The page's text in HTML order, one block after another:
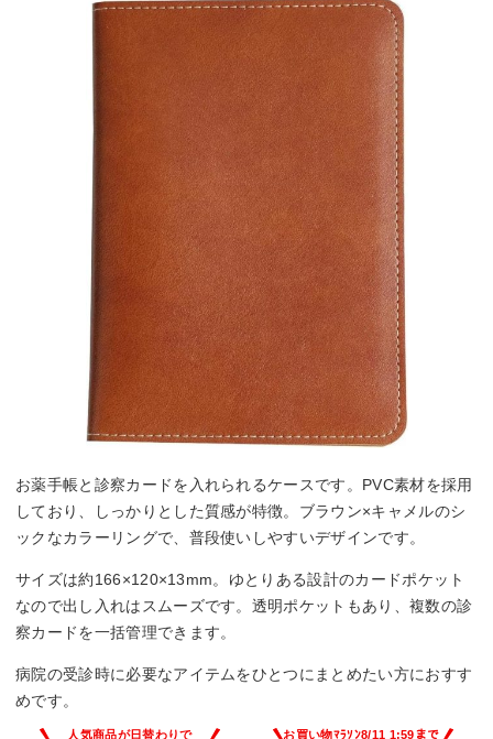
お薬手帳と診察カードを入れられるケースです。PVC素材を採用
しており、しっかりとした質感が特徴。ブラウン×キャメルのシ
ックなカラーリングで、普段使いしやすいデザインです。
サイズは約166×120×13mm。ゆとりある設計のカードポケット
なので出し入れはスムーズです。透明ポケットもあり、複数の診
察カードを一括管理できます。
病院の受診時に必要なアイテムをひとつにまとめたい方におすす
めです。